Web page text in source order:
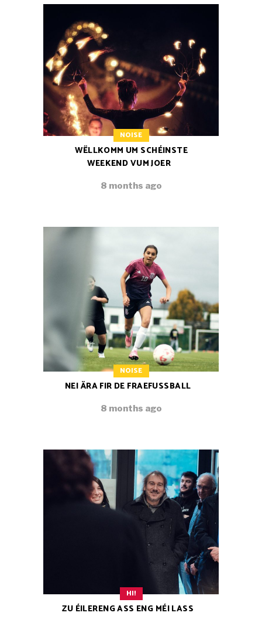
NOISE
WËLLKOMM UM SCHÉINSTE
WEEKEND VUM JOER
8 months ago
NOISE
NEI ÄRA FIR DE FRAEFUSSBALL
8 months ago
HI!
ZU ÉILERENG ASS ENG MÉI LASS